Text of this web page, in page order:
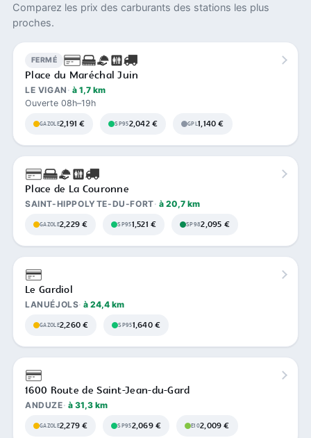
Comparez les prix des carburants des stations les plus
proches.
FERMÉ
Place du Maréchal Juin
LE VIGAN à 1,7 km
Ouverte 08h–19h
GAZOLE2,191 € SP952,042 € GPL1,140 €
Place de La Couronne
SAINT-HIPPOLYTE-DU-FORT à 20,7 km
GAZOLE2,229 € SP951,521 € SP982,095 €
Le Gardiol
LANUÉJOLS à 24,4 km
GAZOLE2,260 € SP951,640 €
1600 Route de Saint-Jean-du-Gard
ANDUZE à 31,3 km
GAZOLE2,279 € SP952,069 € E102,009 €